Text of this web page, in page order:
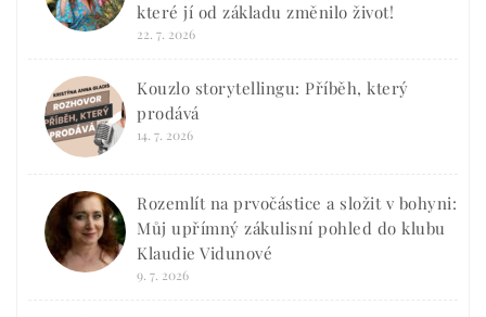
které jí od základu změnilo život!
22. 7. 2026
Kouzlo storytellingu: Příběh, který
prodává
14. 7. 2026
Rozemlít na prvočástice a složit v bohyni:
Můj upřímný zákulisní pohled do klubu
Klaudie Vidunové
9. 7. 2026